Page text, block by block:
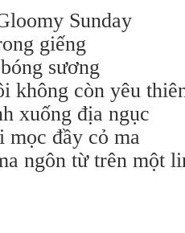
Sunday
giếng
sương
không còn yêu
xuống địa ngục
mọc đầy cỏ ma
ngôn từ trên một